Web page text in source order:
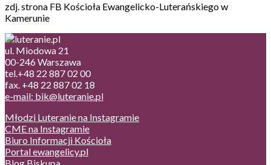
zdj. strona FB Kościoła Ewangelicko-Luterańskiego w
Kamerunie
ul. Miodowa 21
00-246 Warszawa
tel.+48 22 887 02 00
fax. +48 22 887 02 18
e-mail: bik@luteranie.pl
Młodzi Luteranie na Instagramie
CME na Instagramie
Biuro Informacji Kościoła
Portal ewangelicy.pl